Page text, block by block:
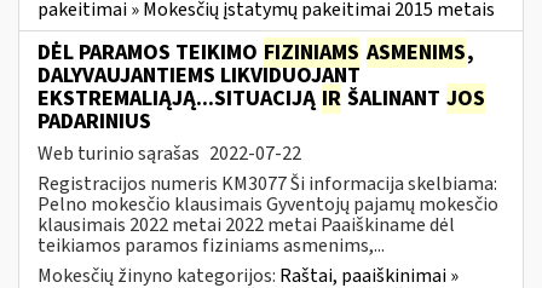
pakeitimai » Mokesčių įstatymų pakeitimai 2015 metais
DĖL PARAMOS TEIKIMO FIZINIAMS ASMENIMS,
DALYVAUJANTIEMS LIKVIDUOJANT
EKSTREMALIĄJĄ...SITUACIJĄ IR ŠALINANT JOS
PADARINIUS
Web turinio sąrašas 2022-07-22
Registracijos numeris KM3077 Ši informacija skelbiama:
Pelno mokesčio klausimais Gyventojų pajamų mokesčio
klausimais 2022 metai 2022 metai Paaiškiname dėl
teikiamos paramos fiziniams asmenims,...
Mokesčių žinyno kategorijos: Raštai, paaiškinimai »